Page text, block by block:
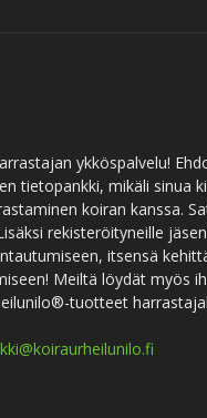
ykköspalvelu!
tietopankki, mikäli sinua
koiran kanssa.
rekisteröityneille
itsensä
Meiltä löydät myös
tuotteet